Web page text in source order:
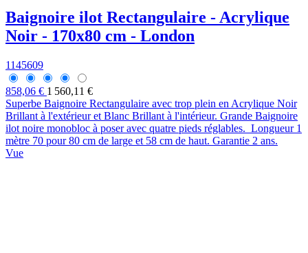
Baignoire ilot Rectangulaire - Acrylique
Noir - 170x80 cm - London
1145609
858,06 € 1 560,11 €
Superbe Baignoire Rectangulaire avec trop plein en Acrylique Noir
Brillant à l'extérieur et Blanc Brillant à l'intérieur. Grande Baignoire
ilot noire monobloc à poser avec quatre pieds réglables. Longueur 1
mètre 70 pour 80 cm de large et 58 cm de haut. Garantie 2 ans.
Vue